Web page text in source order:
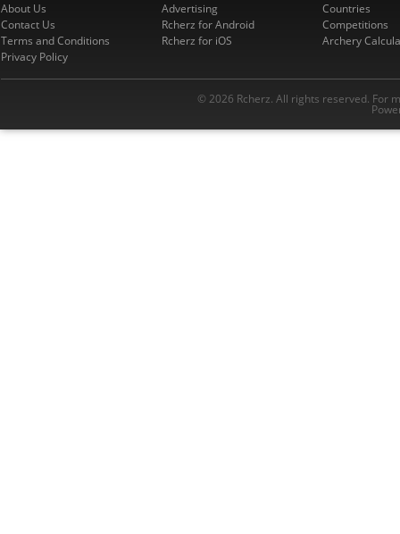
About Us
Contact Us
Terms and Conditions
Privacy Policy
Advertising
Rcherz for Android
Rcherz for iOS
Countries
Competitions
Archery
© 2026 Rcherz. All rights reserved. For